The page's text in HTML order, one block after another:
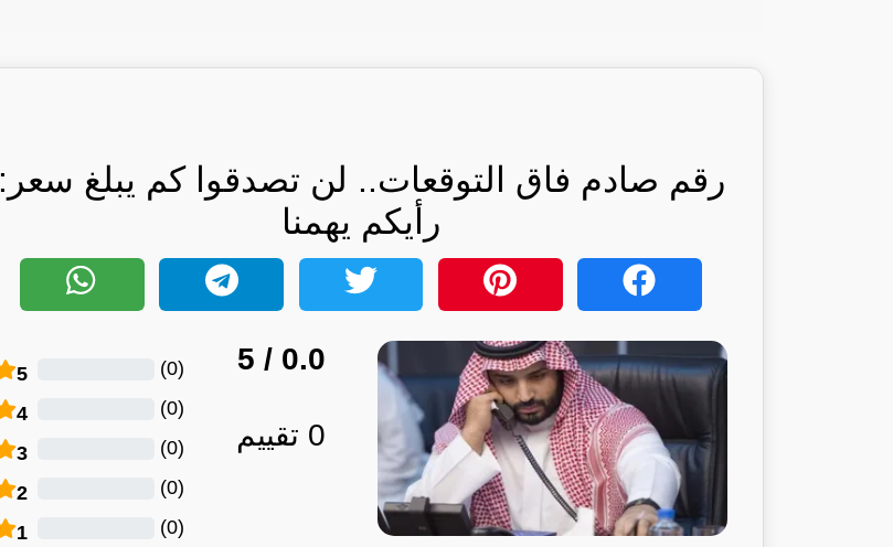
رقم صادم فاق التوقعات.. لن تصدقوا كم يبلغ سعر:
رأيكم يهمنا
0.0
/ 5
0 تقييم
5 (
0
)
4 (
0
)
3 (
0
)
2 (
0
)
1 (
0
)